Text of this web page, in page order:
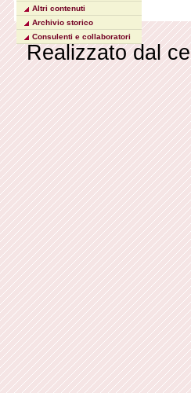
Altri contenuti
Archivio storico
Consulenti e collaboratori
Realizzato dal